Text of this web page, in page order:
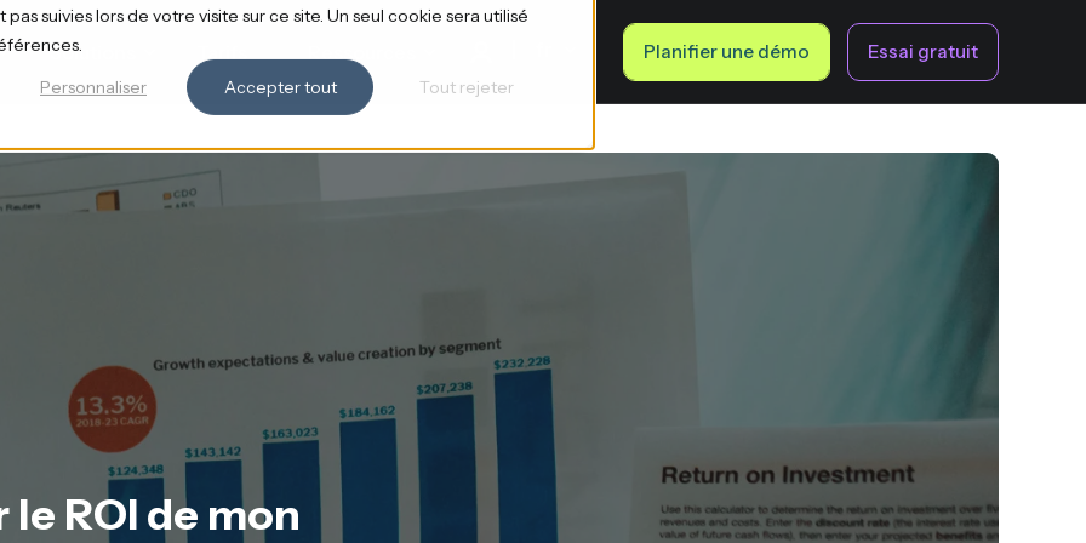
suivies lors de votre visite sur ce site. Un seul cookie sera utilisé
Personnaliser
Accepter tout Tout rejeter
Solutions Planifier une démo Essai gratuit
ROI de mon